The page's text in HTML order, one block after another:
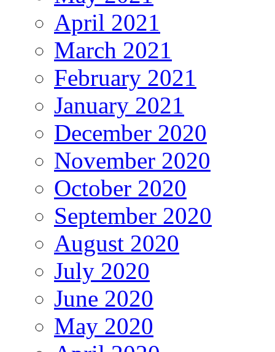
April 2021
March 2021
February 2021
January 2021
December 2020
November 2020
October 2020
September 2020
August 2020
July 2020
June 2020
May 2020